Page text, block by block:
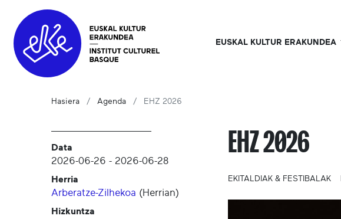
EUSKAL KULTUR ERAKUNDEA
Hasiera Agenda EHZ 2026
Data
2026-06-26 - 2026-06-28
Herria
Arberatze-Zilhekoa (Herrian)
Hizkuntza
EHZ 2026
EKITALDIAK & FESTIBALAK